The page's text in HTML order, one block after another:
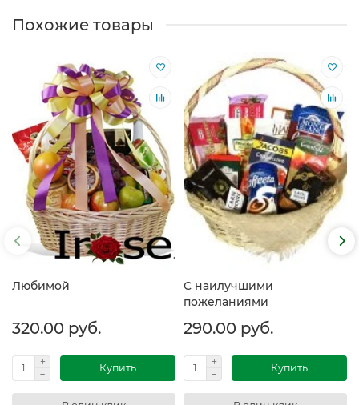
Похожие товары
Любимой
320.00 руб.
Купить
С наилучшими
пожеланиями
290.00 руб.
Купить